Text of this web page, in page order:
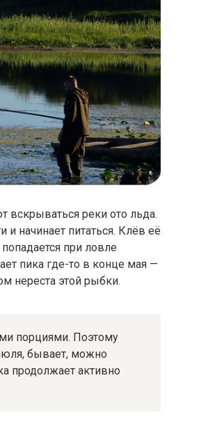
вскрываться реки ото льда.
начинает питаться. Клёв её
при ловле
пика где-то в конце мая —
нереста этой рыбки.
порциями. Поэтому
бывает, можно
продолжает активно